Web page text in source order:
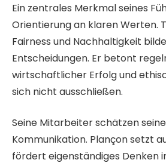
Ein zentrales Merkmal seines
Orientierung an klaren Werten.
Fairness und Nachhaltigkeit
Entscheidungen. Er betont
wirtschaftlicher Erfolg und
sich nicht ausschließen.
Seine Mitarbeiter schätzen
Kommunikation. Plançon setzt
fördert eigenständiges Denken